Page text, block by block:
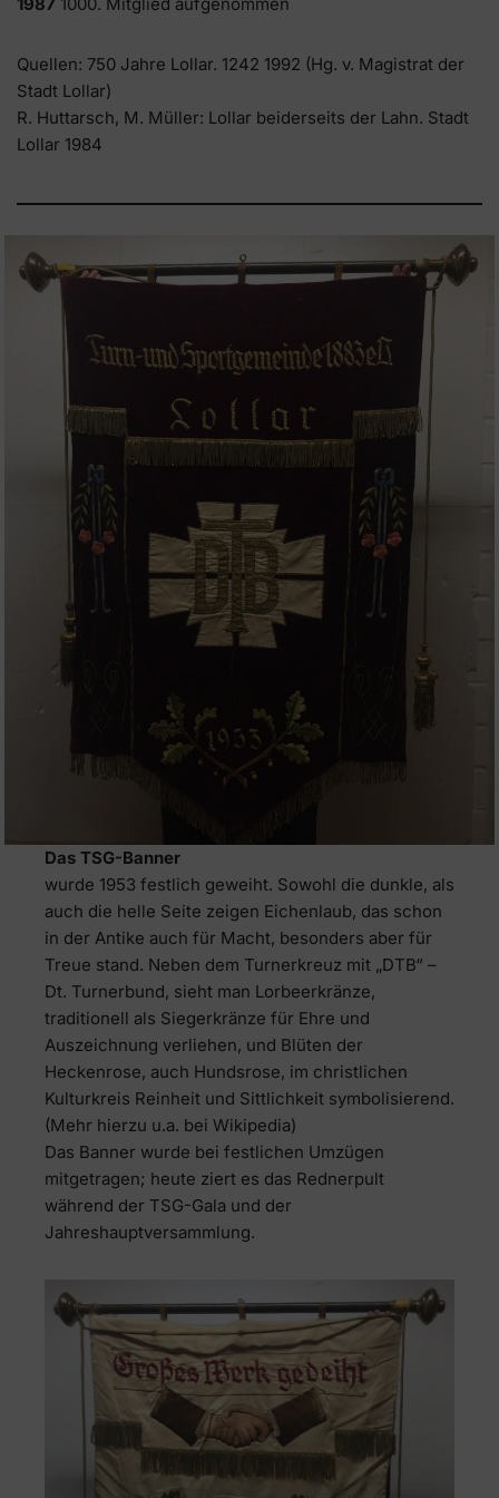
Quellen: 750 Jahre Lollar. 1242 1992 (Hg. v. Magistrat der
Stadt Lollar)
R. Huttarsch, M. Müller: Lollar beiderseits der Lahn. Stadt
Lollar 1984
Das TSG-Banner
wurde 1953 festlich geweiht. Sowohl die dunkle, als
auch die helle Seite zeigen Eichenlaub, das schon
in der Antike auch für Macht, besonders aber für
Treue stand. Neben dem Turnerkreuz mit „DTB“ –
Dt. Turnerbund, sieht man Lorbeerkränze,
traditionell als Siegerkränze für Ehre und
Auszeichnung verliehen, und Blüten der
Heckenrose, auch Hundsrose, im christlichen
Kulturkreis Reinheit und Sittlichkeit symbolisierend.
(Mehr hierzu u.a. bei Wikipedia)
Das Banner wurde bei festlichen Umzügen
mitgetragen; heute ziert es das Rednerpult
während der TSG-Gala und der
Jahreshauptversammlung.